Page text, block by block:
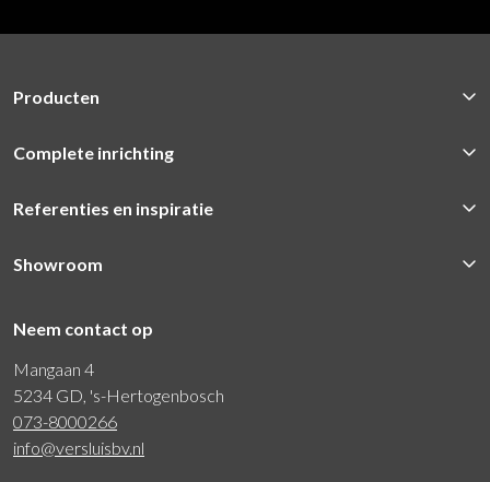
Producten
Complete inrichting
Referenties en inspiratie
Showroom
Neem contact op
Mangaan 4
5234 GD, 's-Hertogenbosch
073-8000266
info@versluisbv.nl